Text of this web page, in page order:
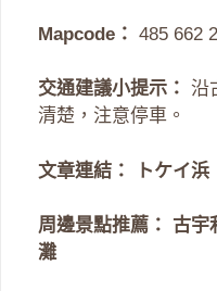
Mapcode： 485 662
交通建議小提示： 沿
清楚，注意停車。
文章連結： トケイ浜
周邊景點推薦： 古宇
灘